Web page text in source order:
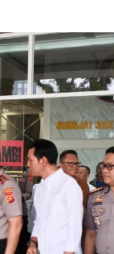
Polda
bilang
kejadian
kebakaran.
penyelidikan
sampaikan,”
asap hitam
lama
dan